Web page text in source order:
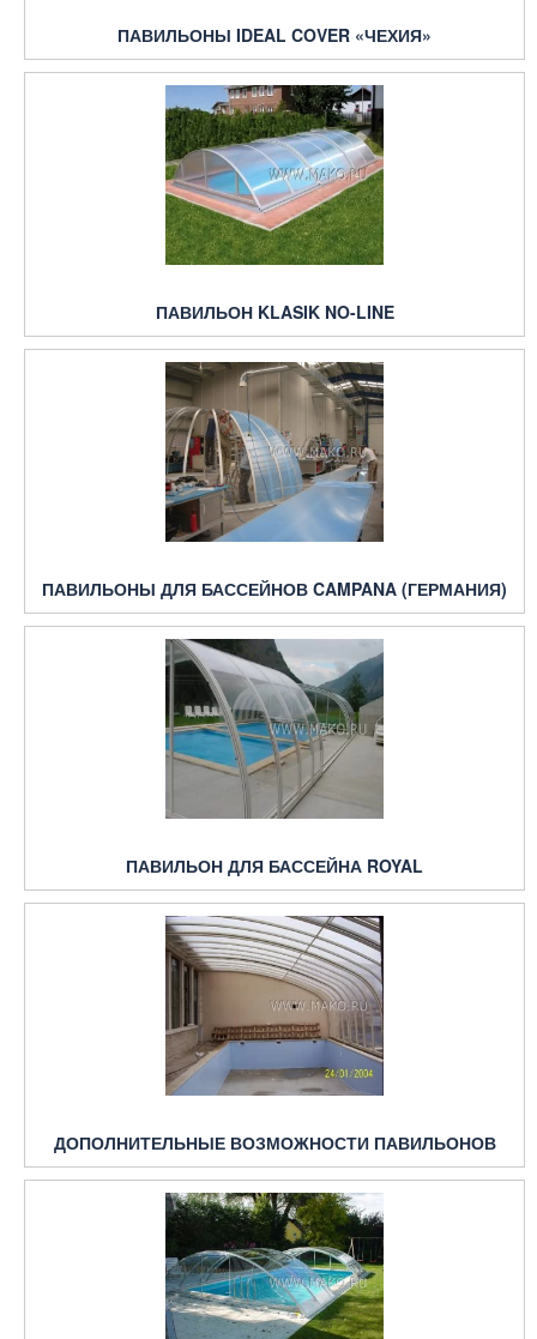
ПАВИЛЬОНЫ IDEAL COVER «ЧЕХИЯ»
ПАВИЛЬОН KLASIK NO-LINE
ПАВИЛЬОНЫ ДЛЯ БАССЕЙНОВ CAMPANA (ГЕРМАНИЯ)
ПАВИЛЬОН ДЛЯ БАССЕЙНА ROYAL
ДОПОЛНИТЕЛЬНЫЕ ВОЗМОЖНОСТИ ПАВИЛЬОНОВ